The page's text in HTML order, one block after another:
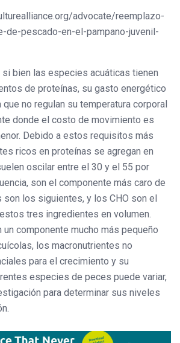
advocate/reemplazo-
de-pescado-en-el-pampano-juvenil-
si bien las especies acuáticas tienen
de proteínas, su gasto energético
no regulan su temperatura corporal
donde el costo de movimiento es
Debido a estos requisitos más
ricos en proteínas se agregan en
oscilar entre el 30 y el 55 por
son el componente más caro de
son los siguientes, y los CHO son el
tres ingredientes en volumen.
un componente mucho más pequeño
los macronutrientes no
para el crecimiento y su
especies de peces puede variar,
para determinar sus niveles